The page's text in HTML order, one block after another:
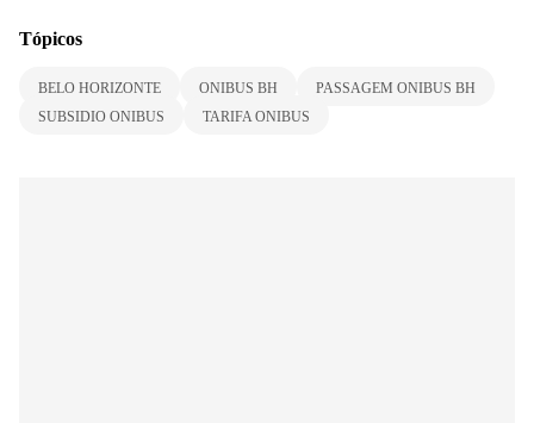
Tópicos
BELO HORIZONTE ONIBUS BH
PASSAGEM ONIBUS BH
SUBSIDIO ONIBUS
TARIFA ONIBUS